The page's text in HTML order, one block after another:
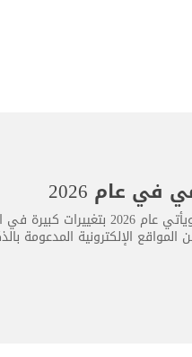
تشهد التكنولوجيا تطورًا متسارعًا أكثر من
المواقع الإلكترونية المدعومة